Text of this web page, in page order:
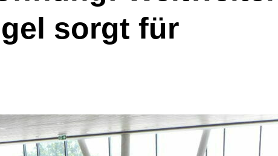
sorgt für